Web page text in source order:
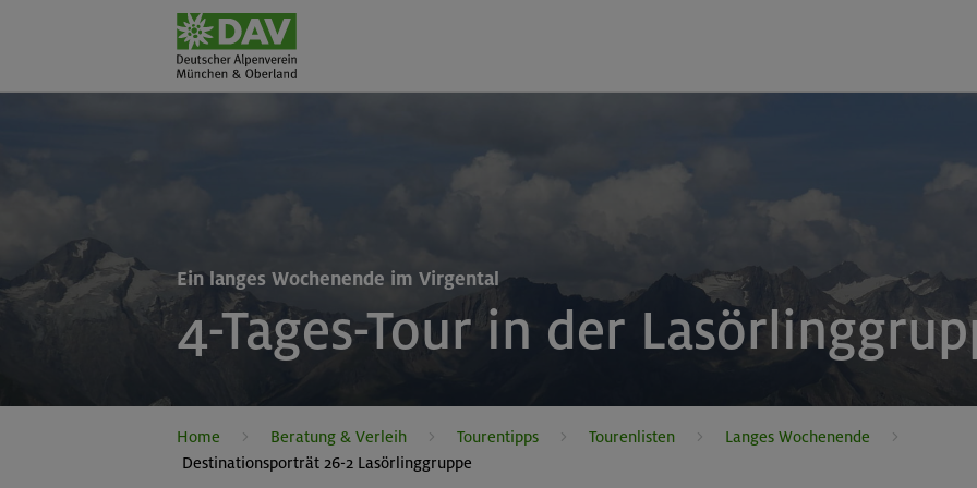
4-Tages-Tour in der
Ein langes Wochenende im Virgental
Home Beratung & Verleih Tourentipps Tourenlisten
Langes Wochenende
Destinationsporträt 26-2 Lasörlinggruppe